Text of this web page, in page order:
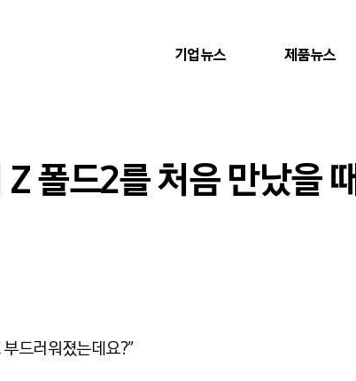
기업뉴스 제품뉴스
폴드2를 처음 만났을 때
드러워졌는데요?”